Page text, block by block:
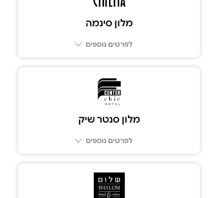
מלון סינמה
לפרטים נוספים
מלון סנטר שיק
לפרטים נוספים